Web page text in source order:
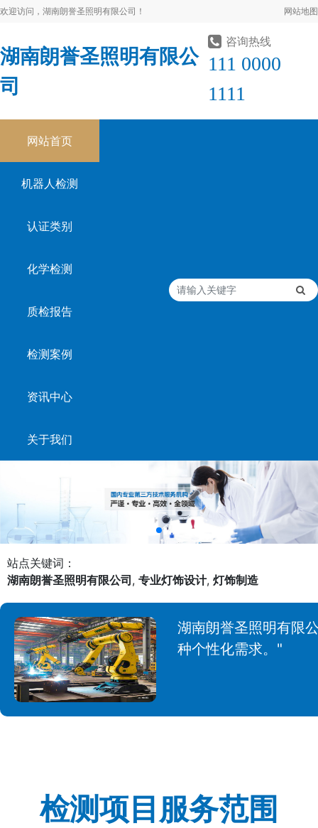
欢迎访问，湖南朗誉圣照明有限公司！ 网站地图
湖南朗誉圣照明有限公
司
咨询热线
111 0000
1111
网站首页
机器人检测
认证类别
化学检测
质检报告
检测案例
资讯中心
关于我们
站点关键词：
湖南朗誉圣照明有限公司 , 专业灯饰设计, 灯饰制造
湖南朗誉圣照明有限
种个性化需求。"
检测项目服务范围